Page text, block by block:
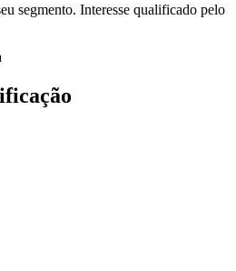
segmento. Interesse qualificado pelo